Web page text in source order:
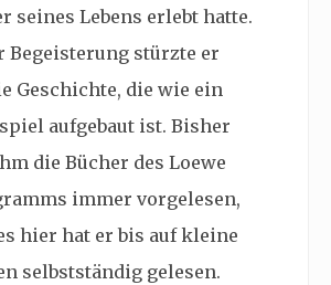
seines Lebens erlebt hatte.
Begeisterung stürzte er
Geschichte, die wie ein
aufgebaut ist. Bisher
die Bücher des Loewe
immer vorgelesen,
hier hat er bis auf kleine
selbstständig gelesen.